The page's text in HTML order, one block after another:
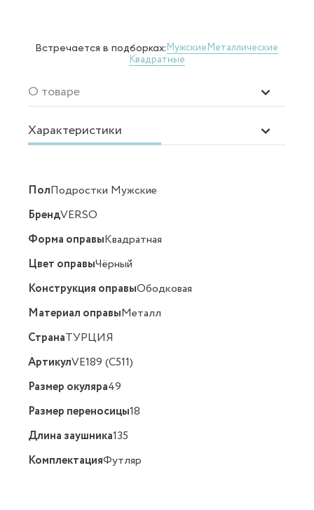
Встречается в подборках:МужскиеМеталлические
Квадратные
О товаре
Характеристики
ПолПодростки Мужские
БрендVERSO
Форма оправыКвадратная
Цвет оправыЧёрный
Конструкция оправыОбодковая
Материал оправыМеталл
СтранаТУРЦИЯ
АртикулVE189 (C511)
Размер окуляра49
Размер переносицы18
Длина заушника135
КомплектацияФутляр